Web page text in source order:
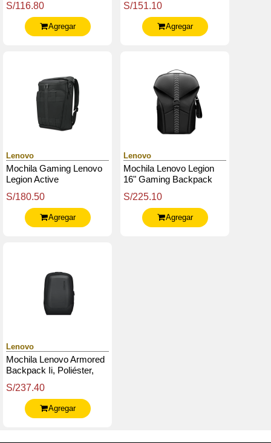
S/116.80
Agregar
Rojo)
S/151.10
Agregar
Lenovo
Mochila Gaming Lenovo
Legion Active
S/180.50
Agregar
Lenovo
Mochila Lenovo Legion
16" Gaming Backpack
S/225.10
Agregar
Lenovo
Mochila Lenovo Armored
Backpack Ii, Poliéster,
18, Negro
S/237.40
Agregar